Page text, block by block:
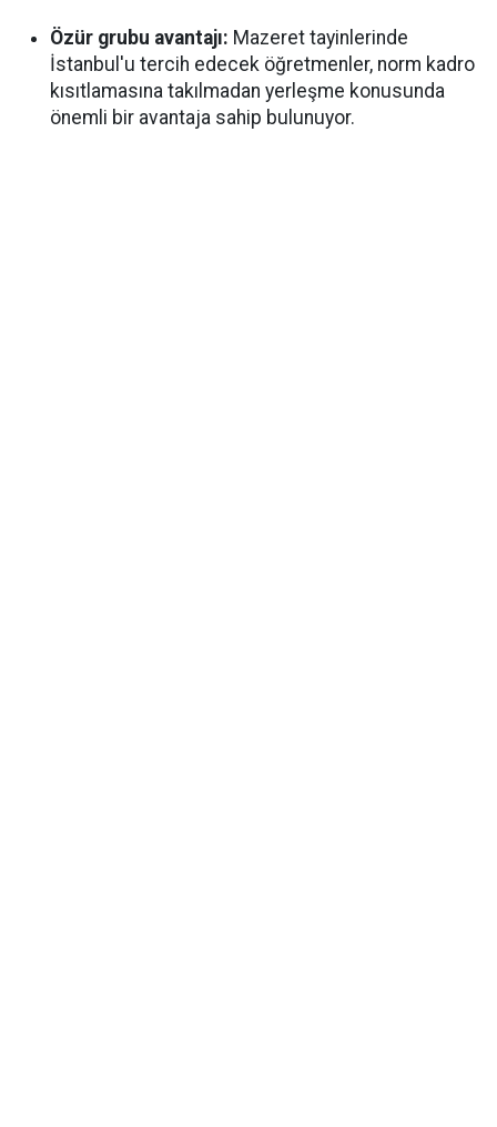
Özür grubu avantajı: Mazeret tayinlerinde
İstanbul'u tercih edecek öğretmenler, norm kadro
kısıtlamasına takılmadan yerleşme konusunda
önemli bir avantaja sahip bulunuyor.